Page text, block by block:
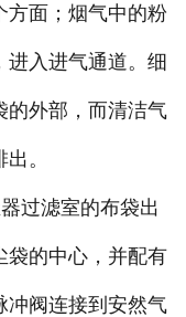
方面；烟气中的粉
进入进气通道。细
的外部，而清洁气
。
过滤室的布袋出
袋的中心，并配有
冲阀连接到安然气